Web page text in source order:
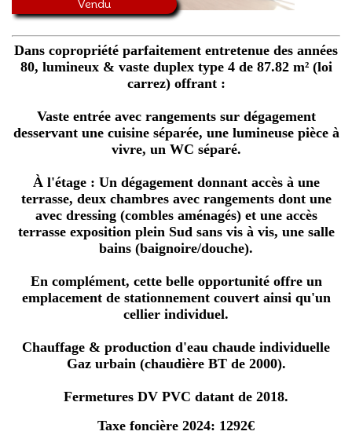
Vendu
Dans copropriété parfaitement entretenue des années
80, lumineux & vaste duplex type 4 de 87.82 m² (loi
carrez) offrant :
Vaste entrée avec rangements sur dégagement
desservant une cuisine séparée, une lumineuse pièce à
vivre, un WC séparé.
À l'étage : Un dégagement donnant accès à une
terrasse, deux chambres avec rangements dont une
avec dressing (combles aménagés) et une accès
terrasse exposition plein Sud sans vis à vis, une salle
bains (baignoire/douche).
En complément, cette belle opportunité offre un
emplacement de stationnement couvert ainsi qu'un
cellier individuel.
Chauffage & production d'eau chaude individuelle
Gaz urbain (chaudière BT de 2000).
Fermetures DV PVC datant de 2018.
Taxe foncière 2024: 1292€